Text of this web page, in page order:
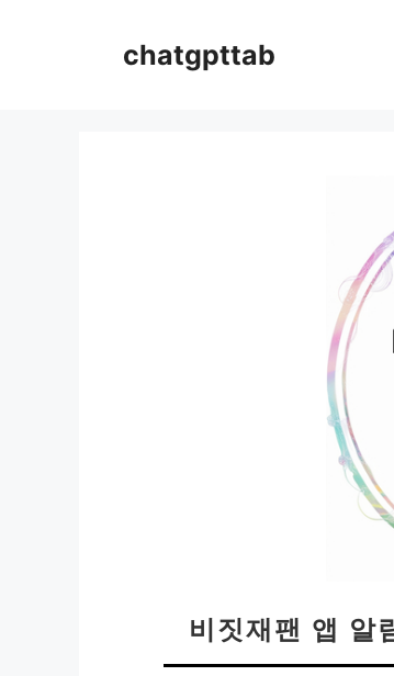
chatgpttab
비짓재팬 앱 알